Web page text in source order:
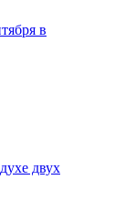
в
двух